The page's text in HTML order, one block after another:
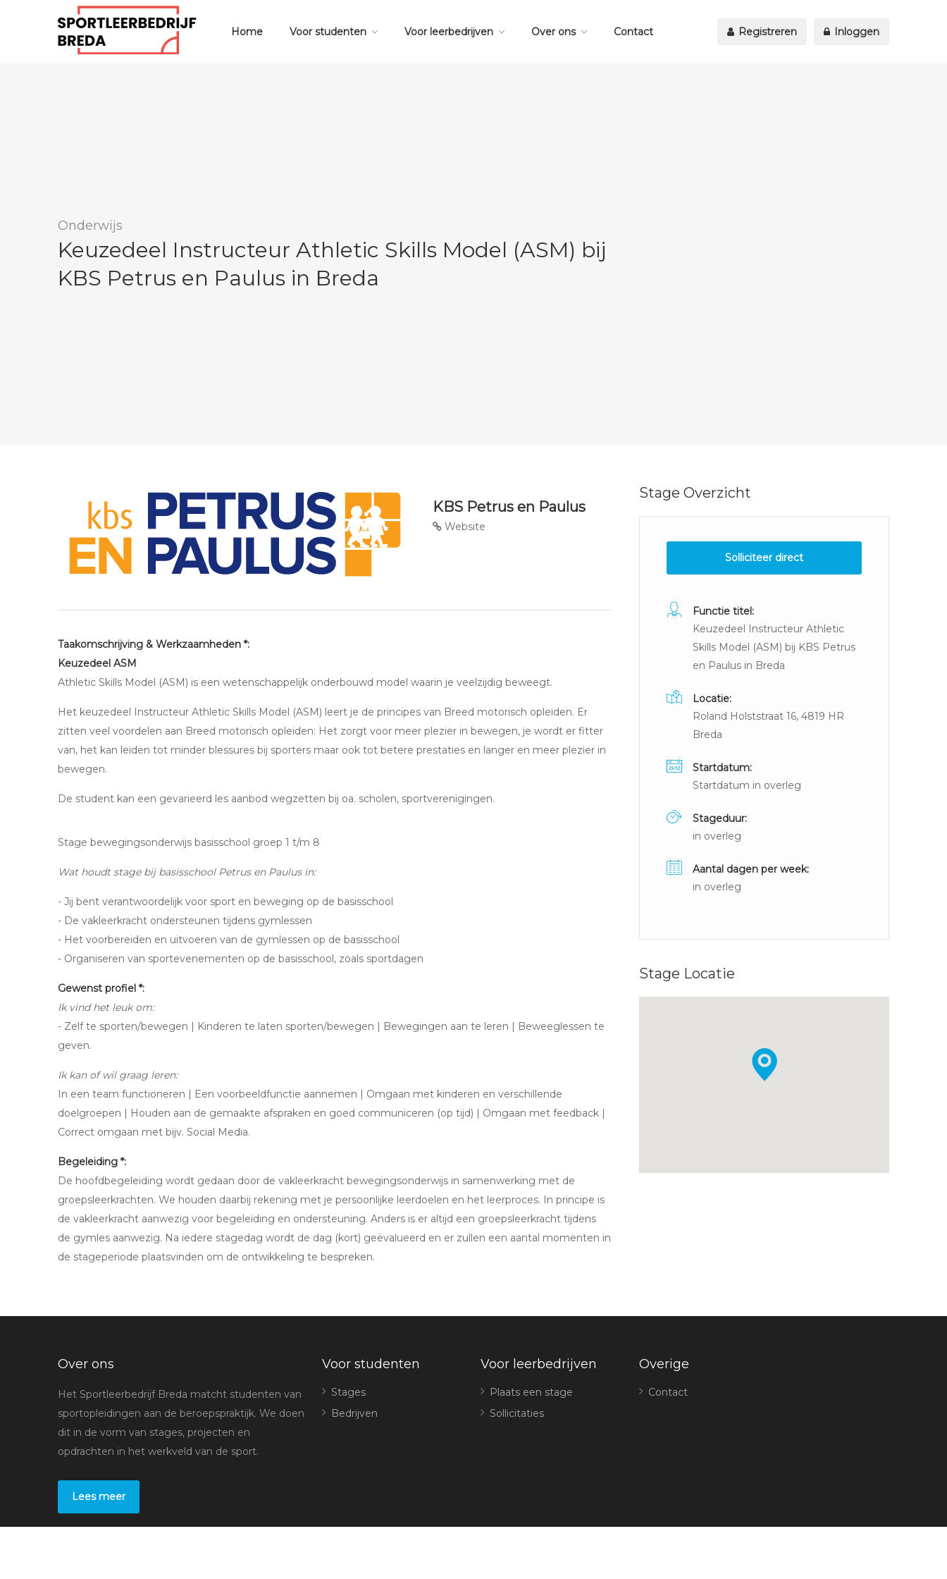
Home Voor studenten Voor leerbedrijven Over ons Contact Registreren Inloggen
Onderwijs
Keuzedeel Instructeur Athletic Skills Model (ASM) bij
KBS Petrus en Paulus in Breda
KBS Petrus en Paulus
Website
Taakomschrijving & Werkzaamheden *:
Keuzedeel ASM
Athletic Skills Model (ASM) is een wetenschappelijk onderbouwd model waarin je veelzijdig beweegt.
Het keuzedeel Instructeur Athletic Skills Model (ASM) leert je de principes van Breed motorisch opleiden. Er
zitten veel voordelen aan Breed motorisch opleiden: Het zorgt voor meer plezier in bewegen, je wordt er fitter
van, het kan leiden tot minder blessures bij sporters maar ook tot betere prestaties en langer en meer plezier in
bewegen.
De student kan een gevarieerd les aanbod wegzetten bij oa. scholen, sportverenigingen.
Stage bewegingsonderwijs basisschool groep 1 t/m 8
Wat houdt stage bij basisschool Petrus en Paulus in:
- Jij bent verantwoordelijk voor sport en beweging op de basisschool
- De vakleerkracht ondersteunen tijdens gymlessen
- Het voorbereiden en uitvoeren van de gymlessen op de basisschool
- Organiseren van sportevenementen op de basisschool, zoals sportdagen
Gewenst profiel *:
Ik vind het leuk om:
- Zelf te sporten/bewegen | Kinderen te laten sporten/bewegen | Bewegingen aan te leren | Beweeglessen te
geven.
Ik kan of wil graag leren:
In een team functioneren | Een voorbeeldfunctie aannemen | Omgaan met kinderen en verschillende
doelgroepen | Houden aan de gemaakte afspraken en goed communiceren (op tijd) | Omgaan met feedback |
Correct omgaan met bijv. Social Media.
Begeleiding *:
De hoofdbegeleiding wordt gedaan door de vakleerkracht bewegingsonderwijs in samenwerking met de
groepsleerkrachten. We houden daarbij rekening met je persoonlijke leerdoelen en het leerproces. In principe is
de vakleerkracht aanwezig voor begeleiding en ondersteuning. Anders is er altijd een groepsleerkracht tijdens
de gymles aanwezig. Na iedere stagedag wordt de dag (kort) geëvalueerd en er zullen een aantal momenten in
de stageperiode plaatsvinden om de ontwikkeling te bespreken.
Stage Overzicht
Solliciteer direct
Functie titel:
Keuzedeel Instructeur Athletic
Skills Model (ASM) bij KBS Petrus
en Paulus in Breda
Locatie:
Roland Holststraat 16, 4819 HR
Breda
Startdatum:
Startdatum in overleg
Stageduur:
in overleg
Aantal dagen per week:
in overleg
Stage Locatie
Over ons
Het Sportleerbedrijf Breda matcht studenten van
sportopleidingen aan de beroepspraktijk. We doen
dit in de vorm van stages, projecten en
opdrachten in het werkveld van de sport.
Lees meer
Voor studenten
Stages
Bedrijven
Voor leerbedrijven
Plaats een stage
Sollicitaties
Overige
Contact